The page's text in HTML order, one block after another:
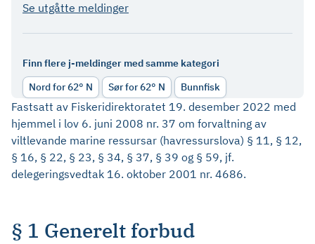
Se utgåtte meldinger
Finn flere j-meldinger med samme kategori
Nord for 62° N
Sør for 62° N Bunnfisk
Fastsatt av Fiskeridirektoratet 19. desember 2022 med
hjemmel i lov 6. juni 2008 nr. 37 om forvaltning av
viltlevande marine ressursar (havressurslova) § 11, § 12,
§ 16, § 22, § 23, § 34, § 37, § 39 og § 59, jf.
delegeringsvedtak 16. oktober 2001 nr. 4686.
§ 1 Generelt forbud